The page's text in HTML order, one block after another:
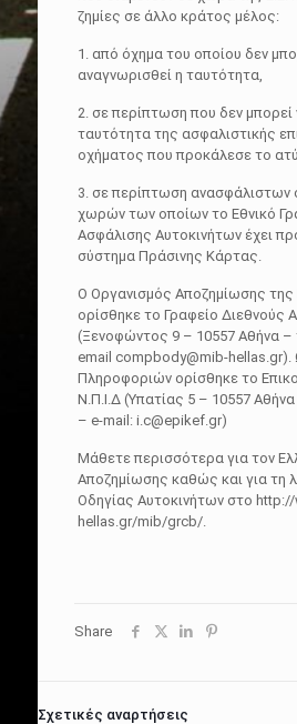
ζημίες σε άλλο κράτος μέλος:
1. από όχημα του οποίου δεν
αναγνωρισθεί η ταυτότητα,
2. σε περίπτωση που δεν μπορεί
ταυτότητα της ασφαλιστικής
οχήματος που προκάλεσε το
3. σε περίπτωση ανασφάλιστων
χωρών των οποίων το Εθνικό
Ασφάλισης Αυτοκινήτων έχει
σύστημα Πράσινης Κάρτας.
Ο Οργανισμός Αποζημίωσης
ορίσθηκε το Γραφείο Διεθνούς
(Ξενοφώντος 9 – 10557 Αθήνα –
email compbody@mib-hellas.gr).
Πληροφοριών ορίσθηκε το
Ν.Π.Ι.Δ (Υπατίας 5 – 10557
– e-mail: i.c@epikef.gr)
Mάθετε περισσότερα για τον
Αποζημίωσης καθώς και για τη
Οδηγίας Αυτοκινήτων στο
hellas.gr/mib/grcb/.
Share
Σχετικές αναρτήσεις